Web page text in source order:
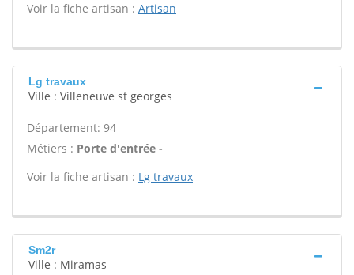
Voir la fiche artisan : Artisan
Lg travaux
Ville : Villeneuve st georges
Département: 94
Métiers : Porte d'entrée -
Voir la fiche artisan : Lg travaux
Sm2r
Ville : Miramas